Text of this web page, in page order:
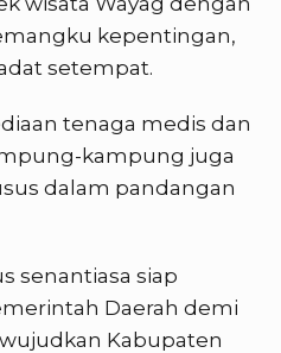
kepentingan,
setempat.
tenaga medis dan
kampung juga
dalam pandangan
senantiasa siap
Daerah demi
Kabupaten